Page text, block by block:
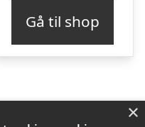
kr. 560,00.kr.
Gå til shop
×